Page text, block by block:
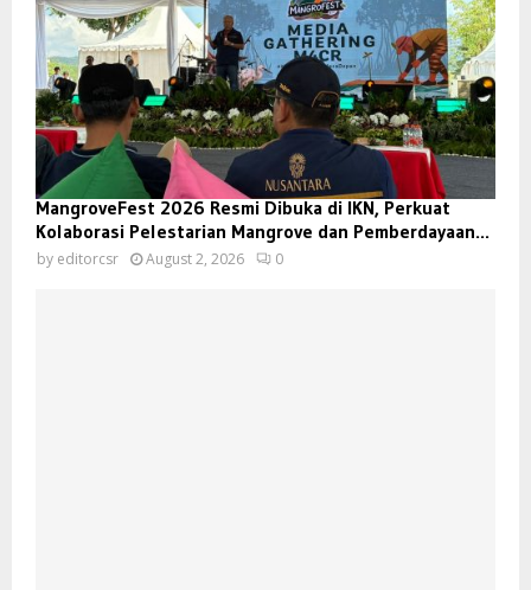
MangroveFest 2026 Resmi Dibuka di IKN, Perkuat
Kolaborasi Pelestarian Mangrove dan Pemberdayaan...
by editorcsr August 2, 2026 0